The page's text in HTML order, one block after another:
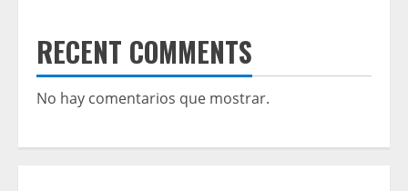
RECENT COMMENTS
No hay comentarios que mostrar.